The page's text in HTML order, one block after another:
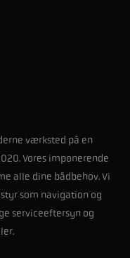
værksted på en
Vores imponerende
alle dine bådbehov. Vi
som navigation og
serviceeftersyn og